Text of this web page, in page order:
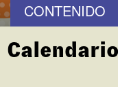
CONTENIDO
Calendario